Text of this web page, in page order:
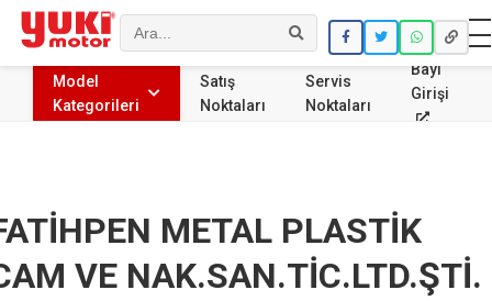
Ara
Model
Kategorileri
Satış
Noktaları
Servis
Noktaları
Bayi
Girişi
METAL PLASTİK
VE NAK.SAN.TİC.LTD.ŞTİ.